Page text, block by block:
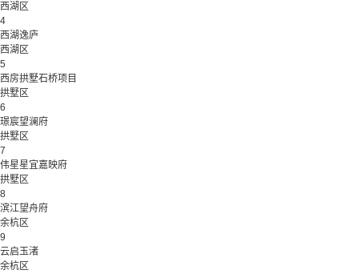
西湖区
4
西湖逸庐
西湖区
5
西房拱墅石桥项目
拱墅区
6
璟宸望澜府
拱墅区
7
伟星星宜嘉映府
拱墅区
8
滨江望舟府
余杭区
9
云启玉渚
余杭区